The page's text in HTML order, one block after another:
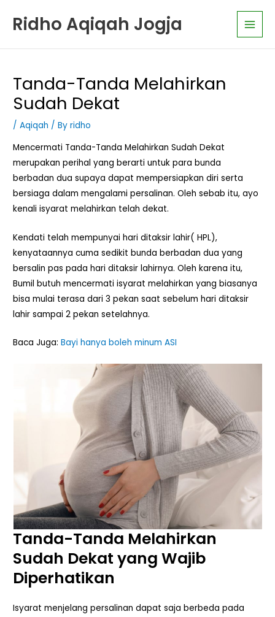
Ridho Aqiqah Jogja
Main
Tanda-Tanda Melahirkan
Sudah Dekat
/Aqiqah / Byridho
Mencermati Tanda-Tanda Melahirkan Sudah Dekat
merupakan perihal yang berarti untuk para bunda
berbadan dua supaya dapat mempersiapkan diri serta
bersiaga dalam mengalami persalinan. Oleh sebab itu, ayo
kenali isyarat melahirkan telah dekat.
Kendati telah mempunyai hari ditaksir lahir( HPL),
kenyataannya cuma sedikit bunda berbadan dua yang
bersalin pas pada hari ditaksir lahirnya. Oleh karena itu,
Bumil butuh mencermati isyarat melahirkan yang biasanya
bisa mulai terasa dari 3 pekan saat sebelum hari ditaksir
lahir sampai 2 pekan setelahnya.
Baca Juga:Bayi hanya boleh minum ASI
Tanda-Tanda Melahirkan
Sudah Dekat yang Wajib
Diperhatikan
Isyarat menjelang persalinan dapat saja berbeda pada
a
o
r
i
t
i
k
l